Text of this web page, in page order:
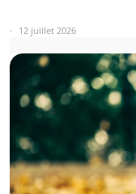
12 juillet 2026